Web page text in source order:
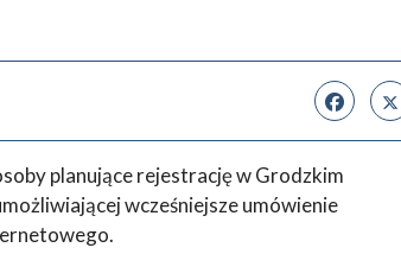
planujące rejestrację w Grodzkim
wcześniejsze umówienie